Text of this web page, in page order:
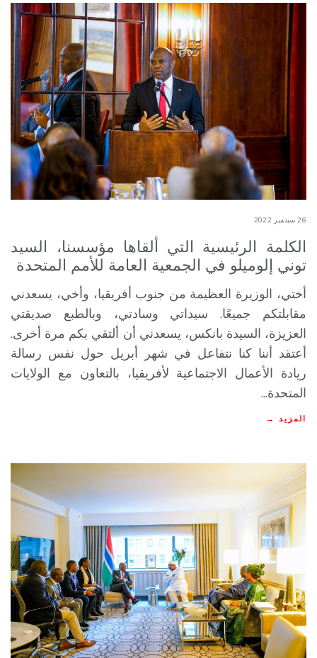
26 سبتمبر 2022
الكلمة الرئيسية التي ألقاها مؤسسنا، السيد
توني إلوميلو في الجمعية العامة للأمم المتحدة
أختي، الوزيرة العظيمة من جنوب أفريقيا، وأخي، يسعدني
مقابلتكم جميعًا. سيداتي وسادتي، وبالطبع صديقتي
العزيزة، السيدة بانكس، يسعدني أن ألتقي بكم مرة أخرى.
أعتقد أننا كنا نتفاعل في شهر أبريل حول نفس رسالة
ريادة الأعمال الاجتماعية لأفريقيا، بالتعاون مع الولايات
المتحدة...
المزيد →